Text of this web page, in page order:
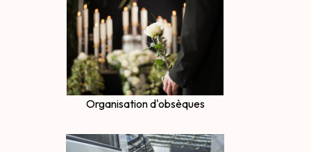
Organisation d'obsèques